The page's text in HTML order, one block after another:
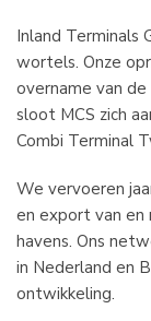
Inland Terminals
wortels. Onze
overname van
sloot MCS zich
Combi Terminal
We vervoeren
en export van
havens. Ons
in Nederland en
ontwikkeling.